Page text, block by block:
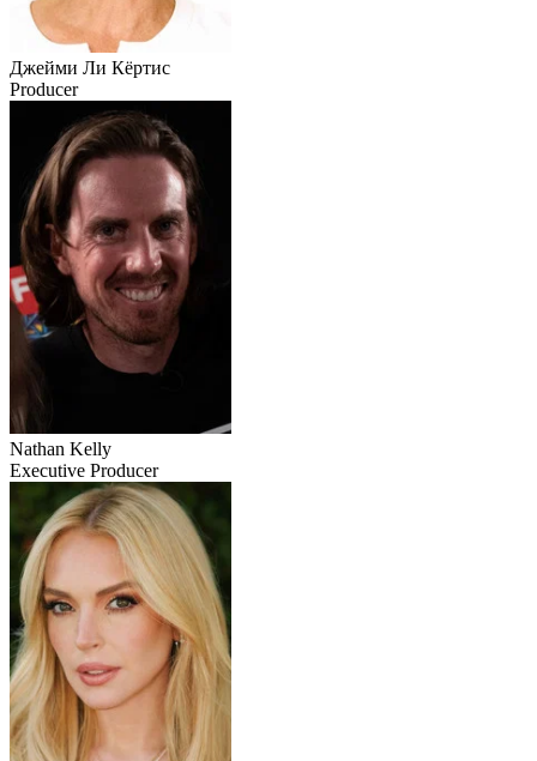
Джейми Ли Кёртис
Producer
Nathan Kelly
Executive Producer